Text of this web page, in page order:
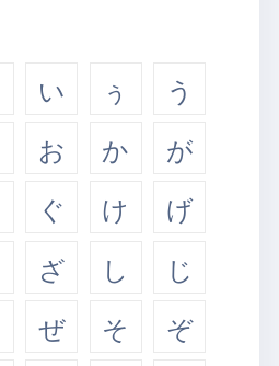
い ぅ
う
お か
が
ぐ け
げ
ざ し
じ
ぜ そ
ぞ